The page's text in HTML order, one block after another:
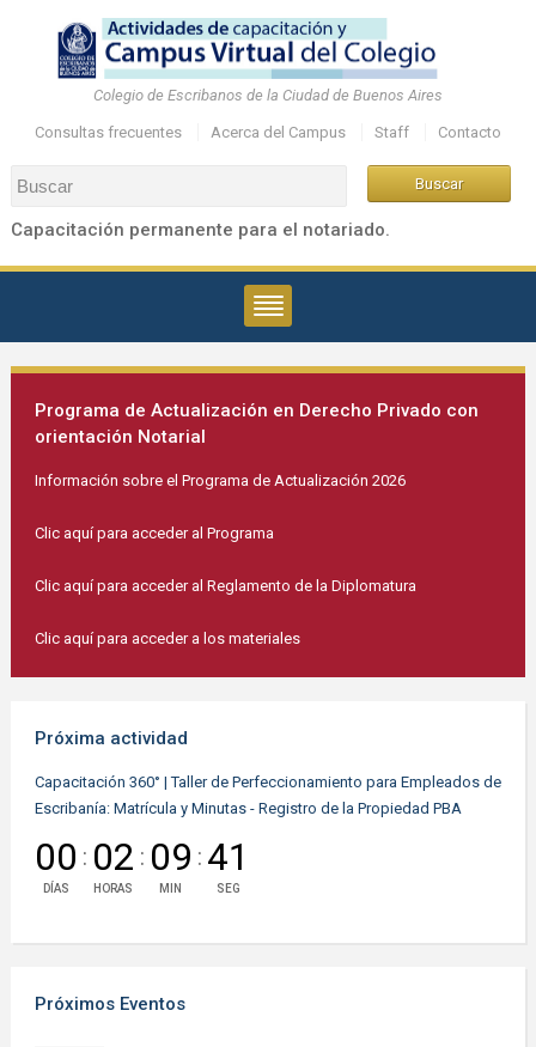
Colegio de Escribanos de la Ciudad de Buenos Aires
Consultas frecuentes Acerca del Campus Staff Contacto
Capacitación permanente para el notariado.
Programa de Actualización en Derecho Privado con
orientación Notarial
Información sobre el Programa de Actualización 2026
Clic aquí para acceder al Programa
Clic aquí para acceder al Reglamento de la Diplomatura
Clic aquí para acceder a los materiales
Próxima actividad
Capacitación 360° | Taller de Perfeccionamiento para Empleados de
Escribanía: Matrícula y Minutas - Registro de la Propiedad PBA
00
DÍAS
: 02
HORAS
: 09
MIN
: 41
SEG
Próximos Eventos